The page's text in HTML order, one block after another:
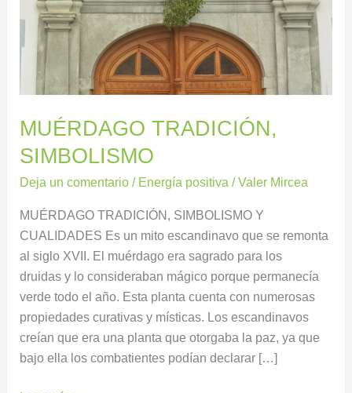
MUÉRDAGO TRADICIÓN,
SIMBOLISMO
Deja un comentario / Energía positiva /Valer Mircea
MUÉRDAGO TRADICIÓN, SIMBOLISMO Y
CUALIDADES Es un mito escandinavo que se remonta
al siglo XVII. El muérdago era sagrado para los
druidas y lo consideraban mágico porque permanecía
verde todo el año. Esta planta cuenta con numerosas
propiedades curativas y místicas. Los escandinavos
creían que era una planta que otorgaba la paz, ya que
bajo ella los combatientes podían declarar […]